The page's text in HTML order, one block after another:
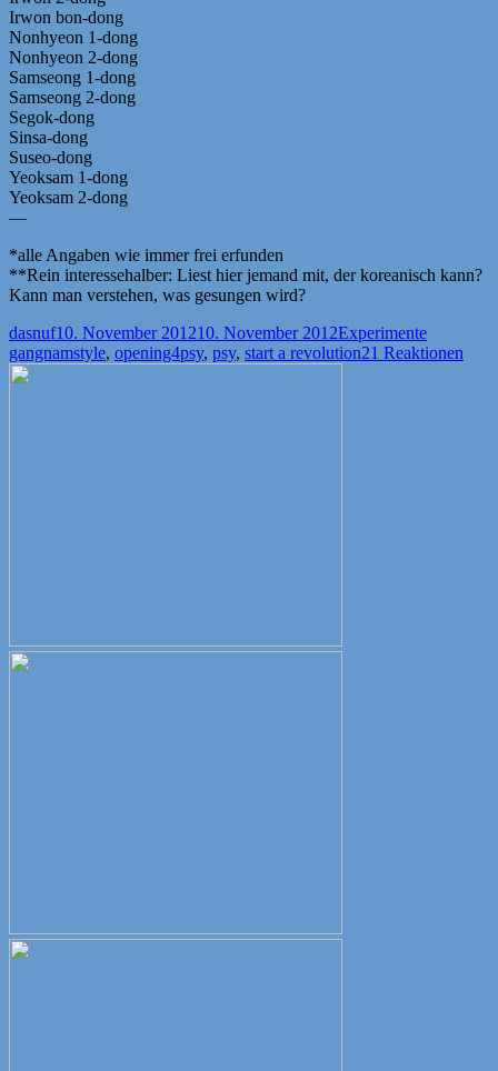
Irwon bon-dong
Nonhyeon 1-dong
Nonhyeon 2-dong
Samseong 1-dong
Samseong 2-dong
Segok-dong
Sinsa-dong
Suseo-dong
Yeoksam 1-dong
Yeoksam 2-dong
—
*alle Angaben wie immer frei erfunden
**Rein interessehalber: Liest hier jemand mit, der koreanisch kann?
Kann man verstehen, was gesungen wird?
Autor
dasnufVeröffentlicht
am
10. November 201210. November 2012Kategorien
Experimente
gangnamstyle, opening4psy, psy, start a revolution21 Reaktionen